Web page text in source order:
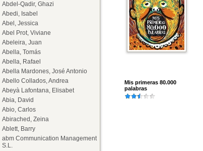
Abdel-Qadir, Ghazi
Abedi, Isabel
Abel, Jessica
Abel Prot, Viviane
Abeleira, Juan
Abella, Tomás
Abella, Rafael
Abella Mardones, José Antonio
Abello Collados, Andrea
Abeyà Lafontana, Elisabet
Abia, David
Abio, Carlos
Abirached, Zeina
Ablett, Barry
abm Communication Management
S.L.
Mis primeras 80.000
palabras